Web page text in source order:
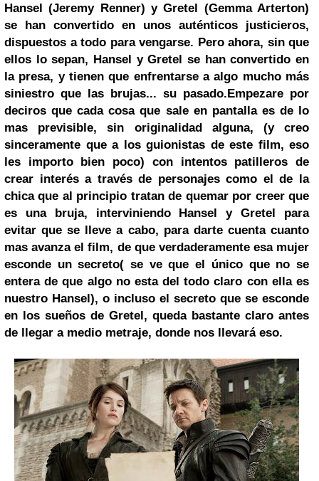
Hansel (Jeremy Renner) y Gretel (Gemma Arterton)
se han convertido en unos auténticos justicieros,
dispuestos a todo para vengarse. Pero ahora, sin que
ellos lo sepan, Hansel y Gretel se han convertido en
la presa, y tienen que enfrentarse a algo mucho más
siniestro que las brujas... su pasado.Empezare por
deciros que cada cosa que sale en pantalla es de lo
mas previsible, sin originalidad alguna, (y creo
sinceramente que a los guionistas de este film, eso
les importo bien poco) con intentos patilleros de
crear interés a través de personajes como el de la
chica que al principio tratan de quemar por creer que
es una bruja, interviniendo Hansel y Gretel para
evitar que se lleve a cabo, para darte cuenta cuanto
mas avanza el film, de que verdaderamente esa mujer
esconde un secreto( se ve que el único que no se
entera de que algo no esta del todo claro con ella es
nuestro Hansel), o incluso el secreto que se esconde
en los sueños de Gretel, queda bastante claro antes
de llegar a medio metraje, donde nos llevará eso.